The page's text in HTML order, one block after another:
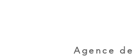
Agence de